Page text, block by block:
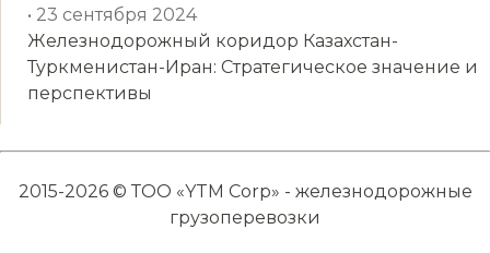
• 23 сентября 2024
Железнодорожный коридор Казахстан-
Туркменистан-Иран: Стратегическое значение и
перспективы
2015-2026 © ТОО «YTM Corp» - железнодорожные
грузоперевозки